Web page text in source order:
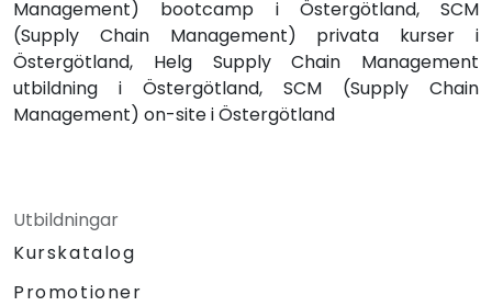
Management) bootcamp i Östergötland, SCM
(Supply Chain Management) privata kurser i
Östergötland, Helg Supply Chain Management
utbildning i Östergötland, SCM (Supply Chain
Management) on-site i Östergötland
Utbildningar
Kurskatalog
Promotioner